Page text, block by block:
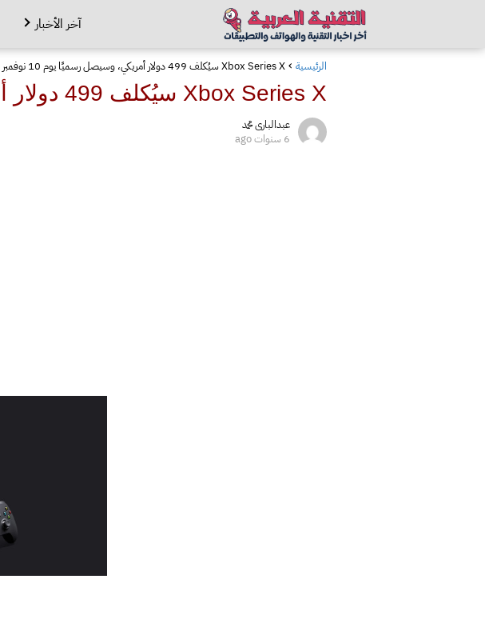
آخر الأخبار
الرئيسية Xbox Series X سيُكلف 499 دولار أمريكي، وسيصل رسميًا يوم 10 نوفمبر
Xbox Series X سيُكلف 499 دولار أمريكي، وسيصل رسميًا يوم 10 نوفمبر
عبدالبارى محمد
6 سنوات ago